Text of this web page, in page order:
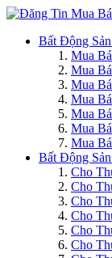
Bất Động
Mua
Mua
Mua
Mua
Mua
Mua
Mua
Bất Động
Cho
Cho
Cho
Cho
Cho
Cho